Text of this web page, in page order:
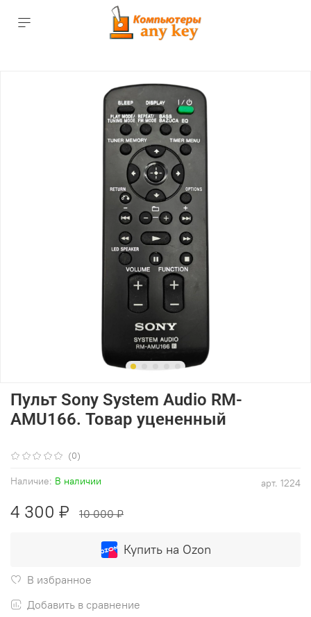
(0)
арт. 1224
Наличие: В наличии
Пульт Sony System Audio RM-
AMU166. Товар уцененный
4 300 ₽ 10 000 ₽
Купить на Ozon
В избранное
Добавить в сравнение